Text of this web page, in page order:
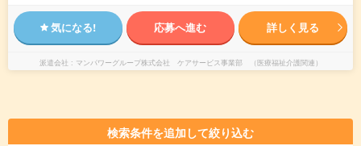
気になる! 応募へ進む 詳しく見る
派遣会社 マンパワーグループ株式会社 ケアサービス事業部 （医療福祉介護関連）
検索条件を追加して絞り込む